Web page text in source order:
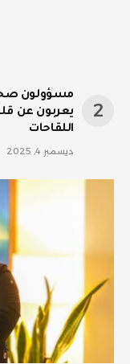
مسؤولون
يعربون عن
اللقاحات
ديسمبر 4, 2025